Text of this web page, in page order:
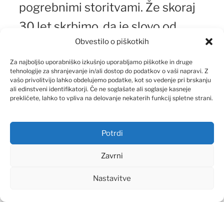
Obvestilo o piškotkih
Za najboljšo uporabniško izkušnjo uporabljamo piškotke in druge
tehnologije za shranjevanje in/ali dostop do podatkov o vaši napravi. Z
vašo privolitvijo lahko obdelujemo podatke, kot so vedenje pri brskanju
ali edinstveni identifikatorji. Če ne soglašate ali soglasje kasneje
prekličete, lahko to vpliva na delovanje nekaterih funkcij spletne strani.
Potrdi
Zavrni
Nastavitve
pogrebnimi storitvami. Že skoraj
30 let skrbimo, da je slovo od
pokojnih čim bolj dostojanstveno.
Ob izgubi vaših najdražjih se
obrnite na nas. Poskrbeli bomo
vse potrebno
za pietetno pogrebno svečanost.